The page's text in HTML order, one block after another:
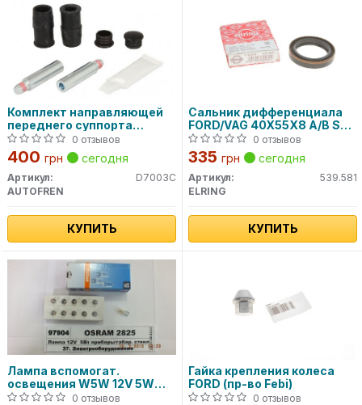
Комплект направляющей
переднего суппорта
D7003C AUTOFREN
0 отзывов
400 грн сегодня
Артикул:
D7003C
AUTOFREN
КУПИТЬ
Сальник дифференциала
FORD/VAG 40X55X8 A/B S
WD ACM (пр-во Elring)
0 отзывов
335 грн сегодня
Артикул:
539.581
ELRING
КУПИТЬ
Лампа вспомогат.
освещения W5W 12V 5W
W2.1x9.5d (пр-во OSRAM)
0 отзывов
Гайка крепления колеса
FORD (пр-во Febi)
0 отзывов